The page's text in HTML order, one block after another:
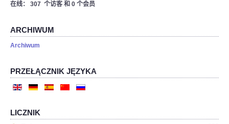
在线： 307 个访客 和 0 个会员
ARCHIWUM
Archiwum
PRZEŁĄCZNIK JĘZYKA
LICZNIK